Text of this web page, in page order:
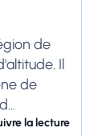
de
Il
de
la lecture